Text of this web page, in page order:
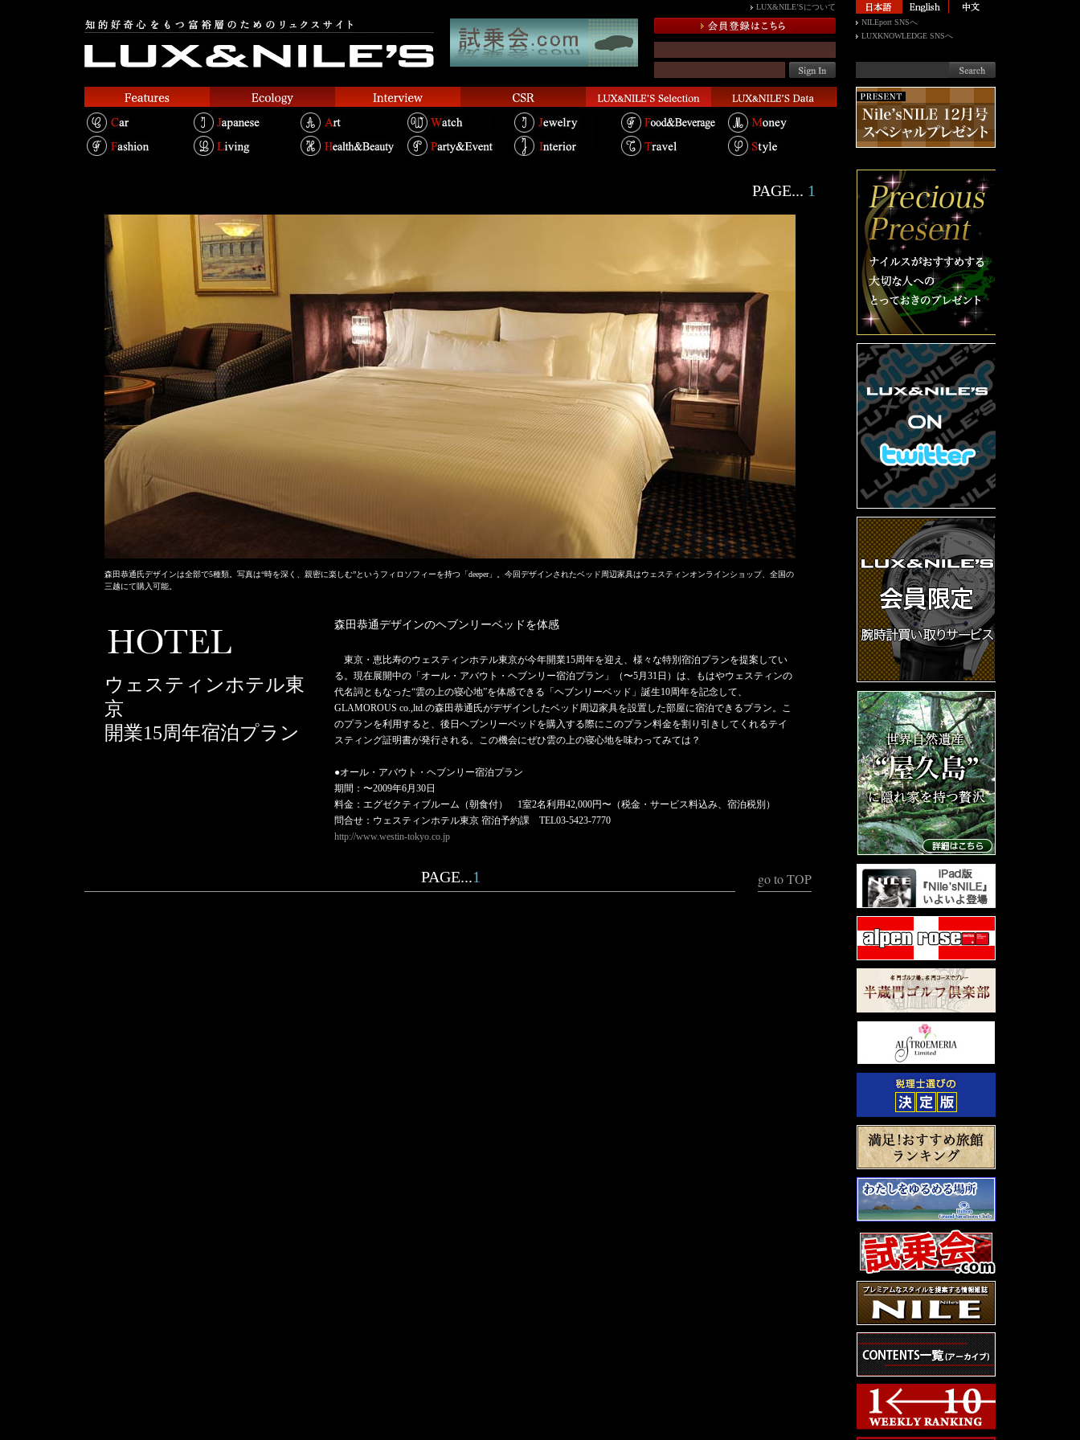
LUX&NILE’Sについて
NILEport SNSへ
LUXKNOWLEDGE SNSへ
PAGE... 1
森田恭通氏デザインは全部で5種類。写真は“時を深く、親密に楽しむ”というフィロソフィーを持つ「deeper」。今回デザインされたベッド周辺家具はウェスティンオンラインショップ、全国の
三越にて購入可能。
ウェスティンホテル東
京
開業15周年宿泊プラン
森田恭通デザインのヘブンリーベッドを体感
東京・恵比寿のウェスティンホテル東京が今年開業15周年を迎え、様々な特別宿泊プランを提案してい
る。現在展開中の「オール・アバウト・ヘブンリー宿泊プラン」（〜5月31日）は、もはやウェスティンの
代名詞ともなった“雲の上の寝心地”を体感できる「ヘブンリーベッド」誕生10周年を記念して、
GLAMOROUS co.,ltd.の森田恭通氏がデザインしたベッド周辺家具を設置した部屋に宿泊できるプラン。こ
のプランを利用すると、後日ヘブンリーベッドを購入する際にこのプラン料金を割り引きしてくれるテイ
スティング証明書が発行される。この機会にぜひ雲の上の寝心地を味わってみては？
●オール・アバウト・ヘブンリー宿泊プラン
期間：〜2009年6月30日
料金：エグゼクティブルーム（朝食付） 1室2名利用42,000円〜（税金・サービス料込み、宿泊税別）
問合せ：ウェスティンホテル東京 宿泊予約課 TEL03-5423-7770
http://www.westin-tokyo.co.jp
go to TOP
PAGE...1